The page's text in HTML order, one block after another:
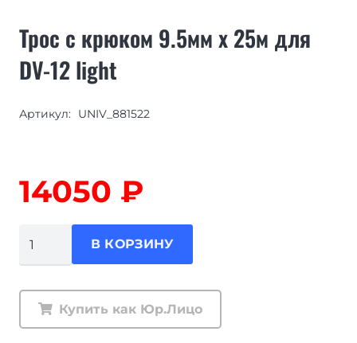
Трос с крюком 9.5мм х 25м для
DV-12 light
Артикул: UNIV_881522
14050 ₽
крюком
В КОРЗИНУ
Купить как Юр.Лицо